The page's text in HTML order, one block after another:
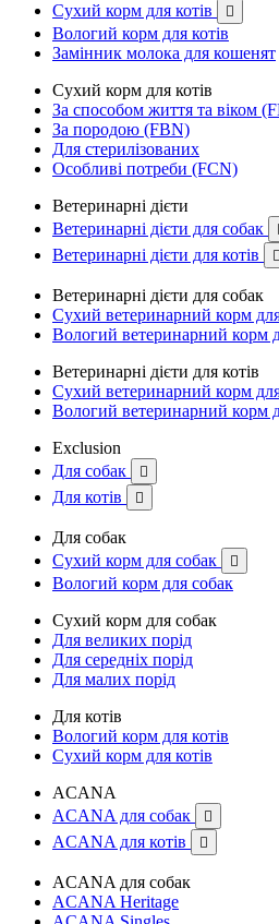
Сухий корм для котів

Вологий корм для котів
Замінник молока для кошенят
Сухий корм для котів
За способом життя та віком
За породою (FBN)
Для стерилізованих
Особливі потреби (FCN)
Ветеринарні дієти
Ветеринарні дієти для собак
Ветеринарні дієти для котів 
Ветеринарні дієти для собак
Сухий ветеринарний корм
Вологий ветеринарний корм
Ветеринарні дієти для котів
Сухий ветеринарний корм для
Вологий ветеринарний корм
Exclusion
Для собак

Для котів 
Для собак
Сухий корм для собак

Вологий корм для собак
Сухий корм для собак
Для великих порід
Для середніх порід
Для малих порід
Для котів
Вологий корм для котів
Сухий корм для котів
ACANA
ACANA для собак

ACANA для котів 
ACANA для собак
ACANA Heritage